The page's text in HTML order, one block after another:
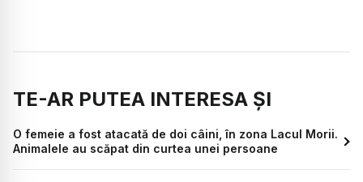
TE-AR PUTEA INTERESA ȘI
O femeie a fost atacată de doi câini, în zona Lacul Morii.
Animalele au scăpat din curtea unei persoane